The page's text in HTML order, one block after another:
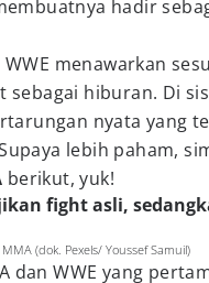
hadir
menawarkan
sebagai hiburan. Di
nyata yang
lebih paham,
berikut, yuk!
fight asli,
(dok. Pexels/ Youssef Samuil)
dan WWE yang